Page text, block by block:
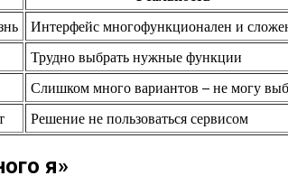
Интерфейс многофункционален и
Трудно выбрать нужные функции
Слишком много вариантов – не могу
Решение не пользоваться сервисом
я»